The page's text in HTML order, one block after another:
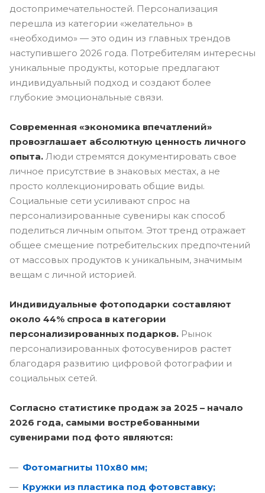
достопримечательностей. Персонализация
перешла из категории «желательно» в
«необходимо» — это один из главных трендов
наступившего 2026 года. Потребителям интересны
уникальные продукты, которые предлагают
индивидуальный подход и создают более
глубокие эмоциональные связи.
Современная «экономика впечатлений»
провозглашает абсолютную ценность личного
опыта. Люди стремятся документировать свое
личное присутствие в знаковых местах, а не
просто коллекционировать общие виды.
Социальные сети усиливают спрос на
персонализированные сувениры как способ
поделиться личным опытом. Этот тренд отражает
общее смещение потребительских предпочтений
от массовых продуктов к уникальным, значимым
вещам с личной историей.
Индивидуальные фотоподарки составляют
около 44% спроса в категории
персонализированных подарков. Рынок
персонализированных фотосувениров растет
благодаря развитию цифровой фотографии и
социальных сетей.
Согласно статистике продаж за 2025 – начало
2026 года, самыми востребованными
сувенирами под фото являются:
Фотомагниты 110х80 мм;
Кружки из пластика под фотовставку;